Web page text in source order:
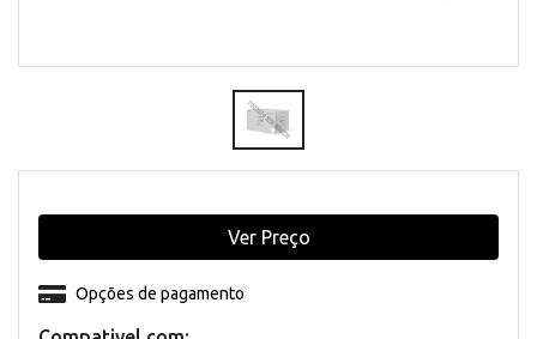
Opções de pagamento
Ver Preço